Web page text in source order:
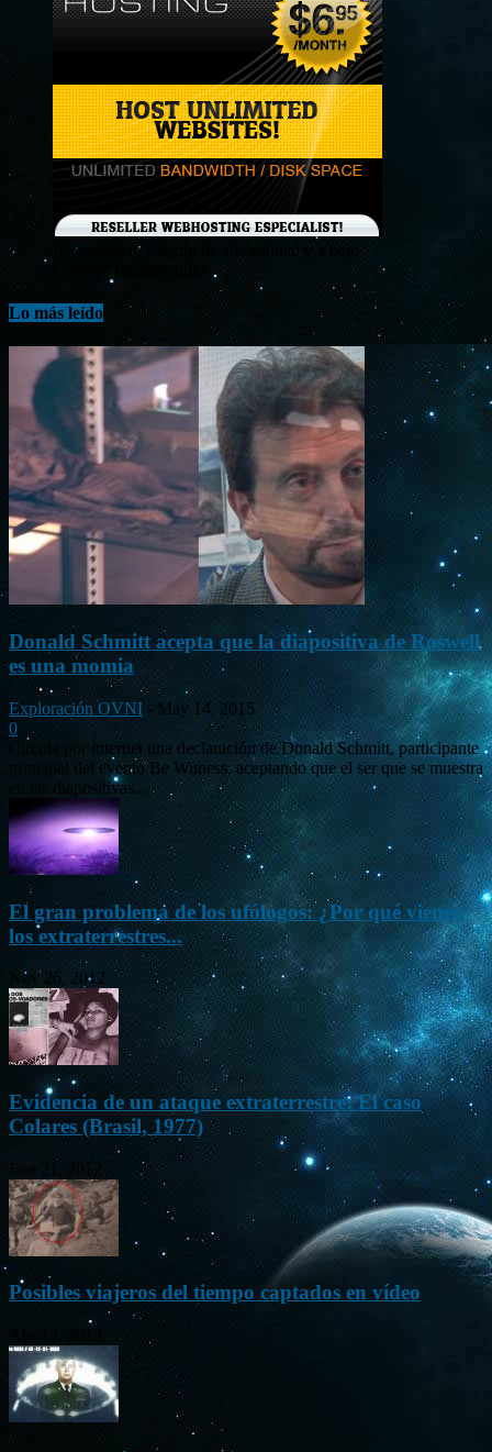
¡Consigue tu hosting de alta calidad y a bajo
Lo más leído
Donald Schmitt acepta que la diapositiva de Roswell
es una momia
Exploración OVNI - May 14, 2015
0
Circula por internet una declaración de Donald Schmitt, participante
principal del evento Be Witness, aceptando que el ser que se muestra
en las diapositivas...
El gran problema de los ufólogos: ¿Por qué vienen
los extraterrestres...
Nov 26, 2012
Evidencia de un ataque extraterrestre: El caso
Colares (Brasil, 1977)
Posibles viajeros del tiempo captados en vídeo
Abr 13, 2013